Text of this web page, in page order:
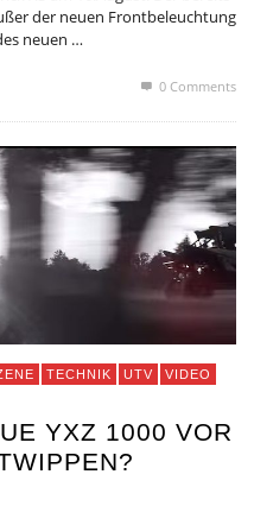
der neuen Frontbeleuchtung
neuen …
0 Comments
TECHNIK UTV
VIDEO
YXZ 1000 VOR